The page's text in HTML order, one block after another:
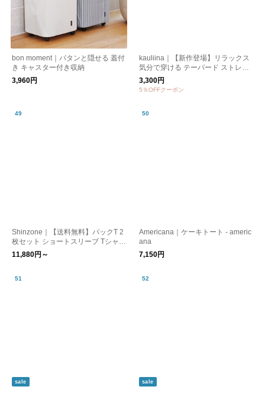
bon moment｜パタンと隠せる 蓋付
き キャスター付き収納
3,960円
kauliina｜【新作登場】リラックス
気分で穿ける テーパード ストレッ
チパンツ ／ ジョーゼット素材
3,300円
5％OFFクーポン
Shinzone｜【送料無料】パックT 2
枚セット ショートスリーブ Tシャツ
無地 ボーダー 半袖Tシャツ PACK T
EE 20SMSCU66 26SMSCU17 シン
11,880円～
Americana｜ケーキトート - americ
ana
7,150円
sale sale